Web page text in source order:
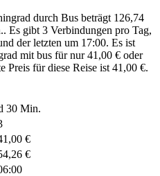
durch Bus beträgt 126,74
Es gibt 3 Verbindungen pro Tag,
der letzten um 17:00. Es ist
mit bus für nur 41,00 € oder
Preis für diese Reise ist 41,00 €.
30 Min.
€
€